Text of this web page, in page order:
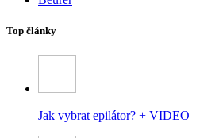
Top články
Jak vybrat epilátor? + VIDEO